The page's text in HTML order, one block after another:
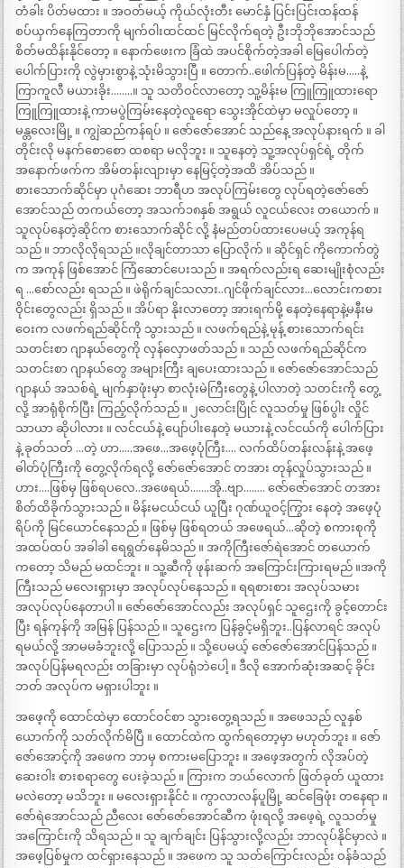
တံခါး ပိတ်မထား ။ အဝတ်မယ့် ကိုယ်လုံးတီး မောင်နှံ ပြင်းပြင်းထန်ထန်
စပ်ယှက်နေကြတာကို မျက်ဝါးထင်ထင် မြင်လိုက်ရတဲ့ ဦးဘိုဘိုအောင်သည်
စိတ်မထိန်းနိုင်တော့ ။ နောက်ဖေးက ခြံထဲ အပင်စိုက်တဲ့အခါ မြေပေါက်တဲ့
ပေါက်ပြားကို လွဲမှားစွာနဲ့ သုံးမိသွားပြီ ။ တောက်..ဖေါက်ပြန်တဲ့ မိန်းမ…..နဲ့
ကြာကူလီ မယားခိုး……..။ သူ သတိဝင်လာတော့ သူ့မိန်းမ ကြူကြူထားရော
ကြူကြူထားနဲ့ ကာမပွဲကြမ်းနေတဲ့လူရော သွေးအိုင်ထဲမှာ မလှုပ်တော့ ။
မန္တလေးမြို့ ။ ကျွဲဆည်ကန်ရပ် ။ ဇော်ဇော်အောင် သည်နေ့ အလုပ်နားရက် ။ ခါ
တိုင်းလို မနက်စောစော ထစရာ မလိုဘူး ။ သူနေတဲ့ သူ့အလုပ်ရှင်ရဲ့ တိုက်
အနောက်ဖက်က အိမ်တန်းလျားမှာ နေမြင့်တဲ့အထိ အိပ်သည် ။
စားသောက်ဆိုင်မှာ ပုဂံဆေး ဘာရီဟ အလုပ်ကြမ်းတွေ လုပ်ရတဲ့ဇော်ဇော်
အောင်သည် တကယ်တော့ အသက်၁၈နှစ် အရွယ် လူငယ်လေး တယောက် ။
သူလုပ်နေတဲ့ဆိုင်က စားသောက်ဆိုင် လို့ နံမည်တပ်ထားပေမယ့် အကုန်ရ
သည် ။ ဘာလိုလိုရသည် ။လိုချင်တာသာ ပြောလိုက် ။ ဆိုင်ရှင် ကိုကောက်တွဲ
က အကုန် ဖြစ်အောင် ကြံဆောင်ပေးသည် ။ အရက်လည်းရ ဆေးမျိုးစုံလည်း
ရ …စော်လည်း ရသည် ။ ဖဲရိုက်ချင်သလား..ဂျင်ဖိုက်ချင်လား…လောင်းကစား
ဝိုင်းတွေလည်း ရှိသည် ။ အိပ်ရာ နိုးလာတော့ အားရက်မို့ နေတဲ့နေရာနဲ့မနီးမ
ဝေးက လဖက်ရည်ဆိုင်ကို သွားသည် ။ လဖက်ရည်နဲ့ မုန့် စားသောက်ရင်း
သတင်းစာ ဂျာနယ်တွေကို လှန်လှောဖတ်သည် ။ သည် လဖက်ရည်ဆိုင်က
သတင်းစာ ဂျာနယ်တွေ အများကြီး ချပေးထားသည် ။ ဇော်ဇော်အောင်သည်
ဂျာနယ် အသစ်ရဲ့ မျက်နှာဖုံးမှာ စာလုံးမဲကြီးတွေနဲ့ ပါလာတဲ့ သတင်းကို တွေ့
လို့ အာရုံစိုက်ပြီး ကြည့်လိုက်သည် ။ ၂လောင်းပြိုင် လူသတ်မှု ဖြစ်ပွါး လှိုင်
သာယာ ဆိုပါလား ။ လင်ငယ်နဲ့ ပျော်ပါးနေတဲ့ မယားနဲ့ လင်ငယ်ကို ပေါက်ပြား
နဲ့ ခုတ်သတ် …တဲ့ ဟာ…..အဖေ…အဖေ့ပုံကြီး…. လက်ထိပ်တန်းလန်းနဲ့ အဖေ့
ဓါတ်ပုံကြီးကို တွေ့လိုက်ရလို့ ဇော်ဇော်အောင် တအား တုန်လှုပ်သွားသည် ။
ဟား….ဖြစ်မှ ဖြစ်ရပလေ..အဖေရယ်…….အို..ဗျာ…….. ဇော်ဇော်အောင် တအား
စိတ်ထိခိုက်သွားသည် ။ မိန်းမငယ်ငယ် ယူပြီး ဂုဏ်ယူဝင့်ကြွား နေတဲ့ အဖေ့ပုံ
ရိပ်ကို မြင်ယောင်နေသည် ။ ဖြစ်မှ ဖြစ်ရတယ် အဖေရယ်…ဆိုတဲ့ စကားစုကို
အထပ်ထပ် အခါခါ ရေရွတ်နေမိသည် ။ အကိုကြီးဇော်ရဲအောင် တယောက်
ကတော့ သိမည် မထင်ဘူး ။ သူ့ဆီကို ဖုန်းဆက် အကြောင်းကြားရမည် ။အကို
ကြီးသည် မလေးရှားမှာ အလုပ်လုပ်နေသည် ။ ရရစားစား အလုပ်သမား
အလုပ်လုပ်နေတာပါ ။ ဇော်ဇော်အောင်လည်း အလုပ်ရှင် သူဌေးကို ခွင့်တောင်း
ပြီး ရန်ကုန်ကို အမြန် ပြန်သည် ။ သူဌေးက ပြန်ခွင့်မရှိဘူး..ပြန်လာရင် အလုပ်
ရမယ်လို့ အာမမခံဘူးလို့ ပြောသည် ။ သို့ပေမယ့် ဇော်ဇော်အောင်ပြန်သည် ။
အလုပ်ပြန်မရလည်း တခြားမှာ လုပ်ရုံဘဲပေါ့ ။ ဒီလို အောက်ဆုံးအဆင့် ခိုင်း
ဘတ် အလုပ်က မရှားပါဘူး ။
အဖေ့ကို ထောင်ထဲမှာ ထောင်ဝင်စာ သွားတွေ့ရသည် ။ အဖေသည် လူနှစ်
ယောက်ကို သတ်လိုက်မိပြီ ။ ထောင်ထဲက ထွက်ရတော့မှာ မဟုတ်ဘူး ။ ဇော်
ဇော်အောင့်ကို အဖေက ဘာမှ စကားမပြောဘူး ။ အဖေ့အတွက် လိုအပ်တဲ့
ဆေးဝါး စားစရာတွေ ပေးခဲ့သည် ။ ကြားက ဘယ်လောက် ဖြတ်ခုတ် ယူထား
မလဲတော့ မသိဘူး ။ မလေးရှားနိုင်ငံ ။ ကွာလာလန်ပူမြို့ ဆင်ခြေဖုံး တနေရာ ။
ဇော်ရဲအောင်သည် ညီလေး ဇော်ဇော်အောင်ဆီက ဖုံးရလို့ အဖေ့ရဲ့ လူသတ်မှု
အကြောင်းကို သိရသည် ။ သူ ချက်ချင်း ပြန်သွားလို့လည်း ဘာလုပ်နိုင်မှာလဲ ။
အဖေ့ပြစ်မှုက ထင်ရှားနေသည် ။ အဖေက သူ သတ်ကြောင်းလည်း ဝန်ခံသည်